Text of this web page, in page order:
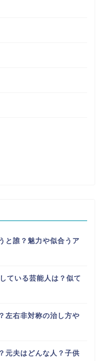
と誰？魅力や似合うア
ている芸能人は？似て
左右非対称の治し方や
元夫はどんな人？子供